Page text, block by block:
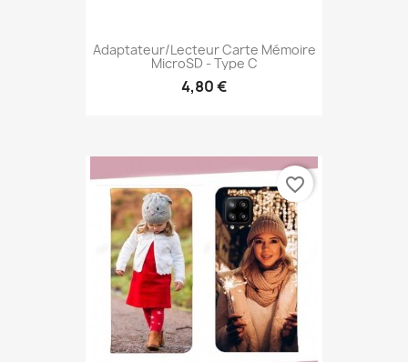
Adaptateur/lecteur Carte Mémoire
MicroSD - Type C
4,80 €
favorite_border